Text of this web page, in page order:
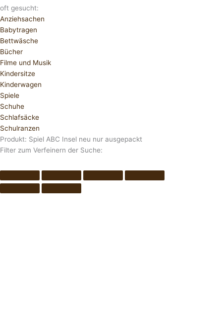
oft gesucht:
Anziehsachen
Babytragen
Bettwäsche
Bücher
Filme und Musik
Kindersitze
Kinderwagen
Spiele
Schuhe
Schlafsäcke
Schulranzen
Produkt: Spiel ABC Insel neu nur ausgepackt
Filter zum Verfeinern der Suche: